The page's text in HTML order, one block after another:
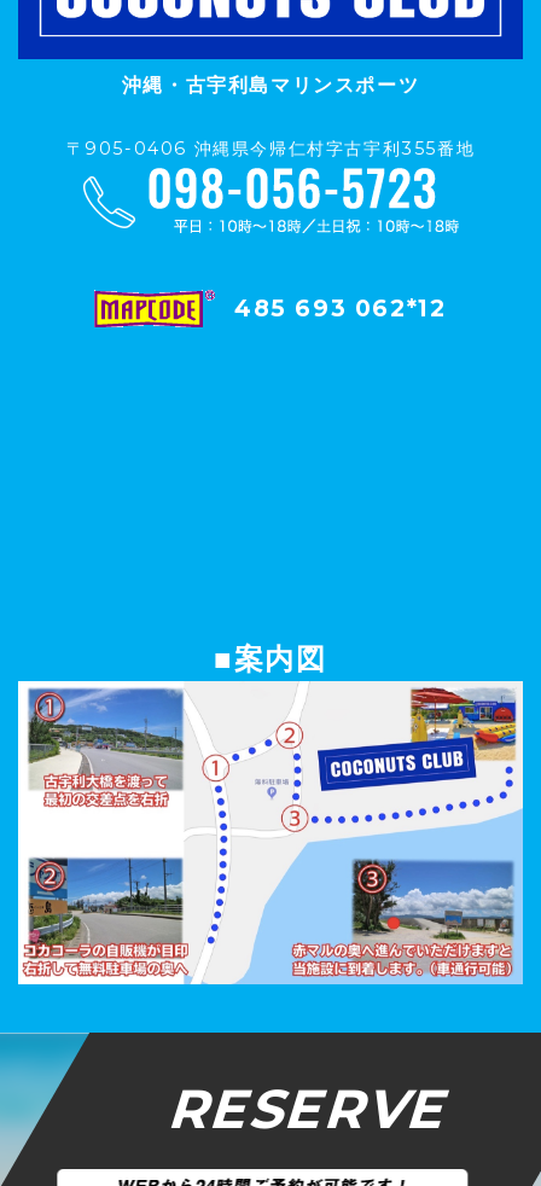
沖縄・古宇利島マリンスポーツ
〒905-0406 沖縄県今帰仁村字古宇利355番地
485 693 062*12
■案内図
RESERVE